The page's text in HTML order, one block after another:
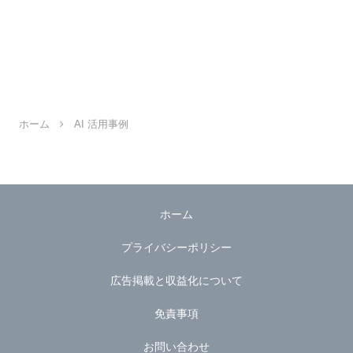
ホーム AI 活用事例
ホーム
プライバシーポリシー
広告掲載と収益化について
免責事項
お問い合わせ